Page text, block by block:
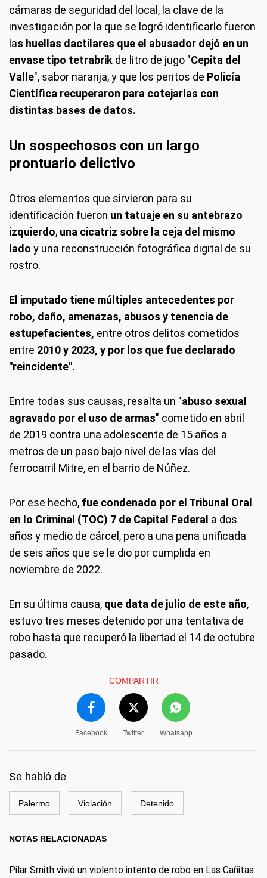
cámaras de seguridad del local, la clave de la
investigación por la que se logró identificarlo fueron
las huellas dactilares que el abusador dejó en un
envase tipo tetrabrik de litro de jugo "Cepita del
Valle", sabor naranja, y que los peritos de Policía
Científica recuperaron para cotejarlas con
distintas bases de datos.
Un sospechosos con un largo
prontuario delictivo
Otros elementos que sirvieron para su
identificación fueron un tatuaje en su antebrazo
izquierdo, una cicatriz sobre la ceja del mismo
lado y una reconstrucción fotográfica digital de su
rostro.
El imputado tiene múltiples antecedentes por
robo, daño, amenazas, abusos y tenencia de
estupefacientes, entre otros delitos cometidos
entre 2010 y 2023, y por los que fue declarado
"reincidente".
Entre todas sus causas, resalta un "abuso sexual
agravado por el uso de armas" cometido en abril
de 2019 contra una adolescente de 15 años a
metros de un paso bajo nivel de las vías del
ferrocarril Mitre, en el barrio de Núñez.
Por ese hecho, fue condenado por el Tribunal Oral
en lo Criminal (TOC) 7 de Capital Federal a dos
años y medio de cárcel, pero a una pena unificada
de seis años que se le dio por cumplida en
noviembre de 2022.
En su última causa, que data de julio de este año,
estuvo tres meses detenido por una tentativa de
robo hasta que recuperó la libertad el 14 de octubre
pasado.
COMPARTIR
Facebook Twitter Whatsapp
Se habló de
Palermo Violación Detenido
NOTAS RELACIONADAS
Pilar Smith vivió un violento intento de robo en Las Cañitas: